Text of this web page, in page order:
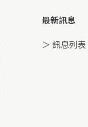
最新訊息
＞ 訊息列表